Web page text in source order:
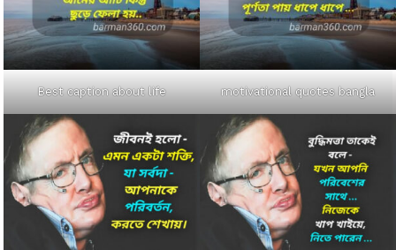
Best caption about life motivational quotes bangla